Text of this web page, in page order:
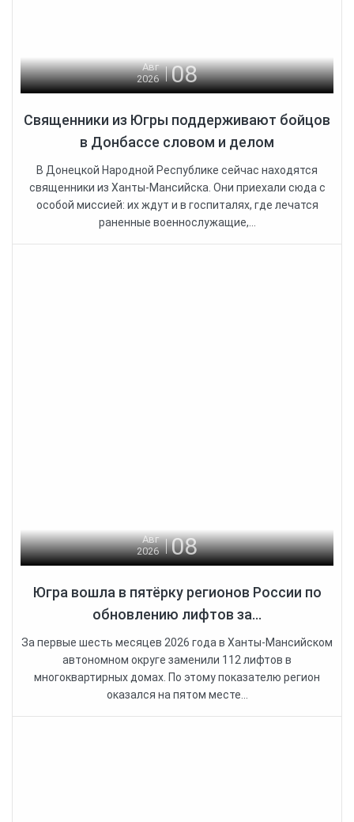
Авг
2026
08
Священники из Югры поддерживают бойцов
в Донбассе словом и делом
В Донецкой Народной Республике сейчас находятся
священники из Ханты-Мансийска. Они приехали сюда с
особой миссией: их ждут и в госпиталях, где лечатся
раненные военнослужащие,...
Авг
2026
08
Югра вошла в пятёрку регионов России по
обновлению лифтов за...
За первые шесть месяцев 2026 года в Ханты-Мансийском
автономном округе заменили 112 лифтов в
многоквартирных домах. По этому показателю регион
оказался на пятом месте...